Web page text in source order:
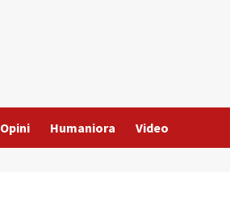
Opini Humaniora Video